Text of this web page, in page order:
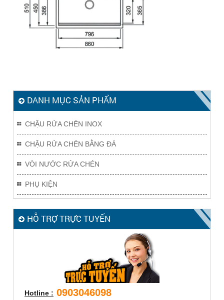
DANH MỤC SẢN PHẨM
CHẬU RỬA CHÉN INOX
CHẬU RỬA CHÉN BẰNG ĐÁ
VÒI NƯỚC RỬA CHÉN
PHỤ KIỆN
HỖ TRỢ TRỰC TUYẾN
Hotline : 0903046098